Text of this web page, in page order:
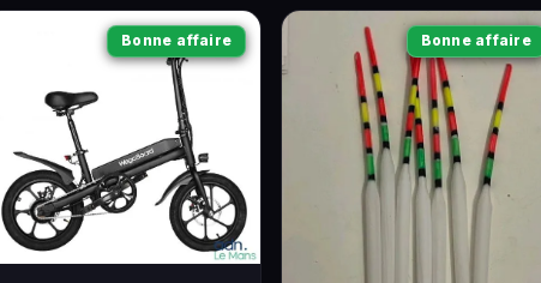
Bonne affaire Bonne affaire